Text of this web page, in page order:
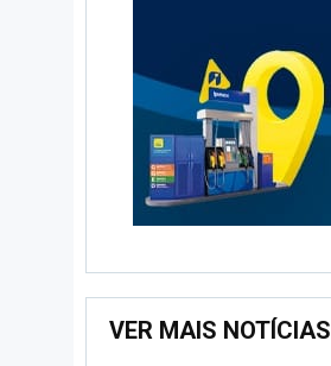
VER MAIS NOTÍCIAS